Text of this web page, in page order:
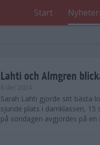
Start
Lahti och Almgren
8 dec 2024
Sarah Lahti gjorde sitt bästa
sjunde plats i damklassen,
på söndagen avgjordes på en